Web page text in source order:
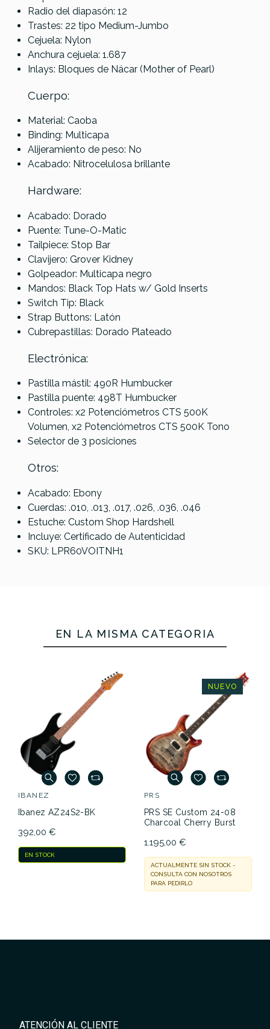
Radio del diapasón: 12
Trastes: 22 tipo Medium-Jumbo
Cejuela: Nylon
Anchura cejuela: 1.687
Inlays: Bloques de Nácar (Mother of Pearl)
Cuerpo:
Material: Caoba
Binding: Multicapa
Alijeramiento de peso: No
Acabado: Nitrocelulosa brillante
Hardware:
Acabado: Dorado
Puente: Tune-O-Matic
Tailpiece: Stop Bar
Clavijero: Grover Kidney
Golpeador: Multicapa negro
Mandos: Black Top Hats w/ Gold Inserts
Switch Tip: Black
Strap Buttons: Latón
Cubrepastillas: Dorado Plateado
Electrónica:
Pastilla mástil: 490R Humbucker
Pastilla puente: 498T Humbucker
Controles: x2 Potenciómetros CTS 500K
Volumen, x2 Potenciómetros CTS 500K Tono
Selector de 3 posiciones
Otros:
Acabado: Ebony
Cuerdas: .010, .013, .017, .026, .036, .046
Estuche: Custom Shop Hardshell
Incluye: Certificado de Autenticidad
SKU: LPR60VOITNH1
EN LA MISMA CATEGORÍA
IBANEZ
Ibanez AZ24S2-BK
392,00 €
EN STOCK
PRS
PRS SE Custom 24-08
Charcoal Cherry Burst
1.195,00 €
NUEVO
ACTUALMENTE SIN STOCK -
CONSULTA CON NOSOTROS
PARA PEDIRLO
ATENCIÓN AL CLIENTE